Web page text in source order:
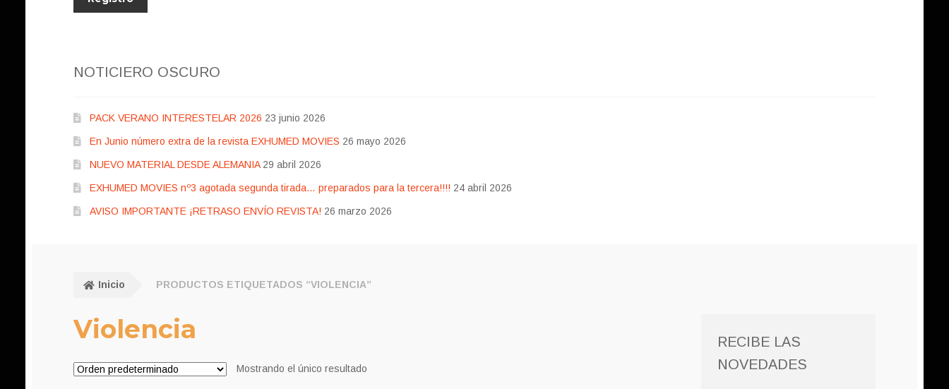
NOTICIERO OSCURO
PACK VERANO INTERESTELAR 2026 23 junio 2026
En Junio número extra de la revista EXHUMED MOVIES 26 mayo 2026
NUEVO MATERIAL DESDE ALEMANIA 29 abril 2026
EXHUMED MOVIES nº3 agotada segunda tirada… preparados para la tercera!!!! 24 abril 2026
AVISO IMPORTANTE ¡RETRASO ENVÍO REVISTA! 26 marzo 2026
Inicio PRODUCTOS ETIQUETADOS “VIOLENCIA”
Violencia
Mostrando el único resultado
RECIBE LAS
NOVEDADES